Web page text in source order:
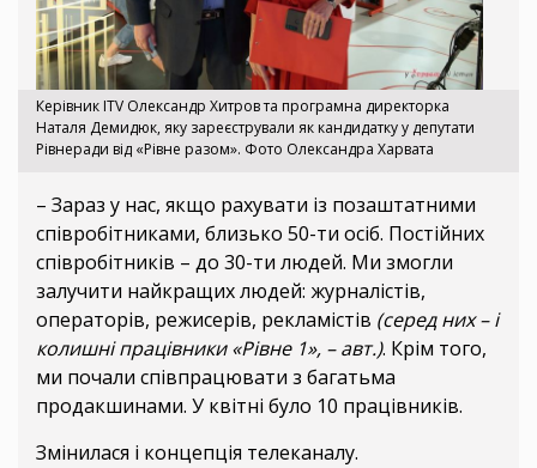
Керівник ITV Олександр Хитров та програмна директорка
Наталя Демидюк, яку зареєстрували як кандидатку у депутати
Рівнеради від «Рівне разом». Фото Олександра Харвата
– Зараз у нас, якщо рахувати із позаштатними
співробітниками, близько 50-ти осіб. Постійних
співробітників – до 30-ти людей. Ми змогли
залучити найкращих людей: журналістів,
операторів, режисерів, рекламістів (серед них – і
колишні працівники «Рівне 1», – авт.). Крім того,
ми почали співпрацювати з багатьма
продакшинами. У квітні було 10 працівників.
Змінилася і концепція телеканалу.